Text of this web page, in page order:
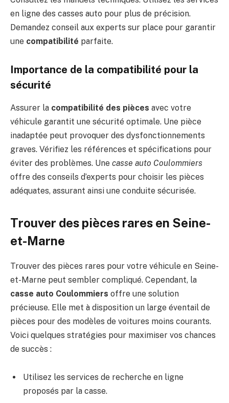
en ligne des casses auto pour plus de précision.
Demandez conseil aux experts sur place pour garantir
une compatibilité parfaite.
Importance de la compatibilité pour la
sécurité
Assurer la compatibilité des pièces avec votre
véhicule garantit une sécurité optimale. Une pièce
inadaptée peut provoquer des dysfonctionnements
graves. Vérifiez les références et spécifications pour
éviter des problèmes. Une casse auto Coulommiers
offre des conseils d’experts pour choisir les pièces
adéquates, assurant ainsi une conduite sécurisée.
Trouver des pièces rares en Seine-
et-Marne
Trouver des pièces rares pour votre véhicule en Seine-
et-Marne peut sembler compliqué. Cependant, la
casse auto Coulommiers offre une solution
précieuse. Elle met à disposition un large éventail de
pièces pour des modèles de voitures moins courants.
Voici quelques stratégies pour maximiser vos chances
de succès :
Utilisez les services de recherche en ligne
proposés par la casse.